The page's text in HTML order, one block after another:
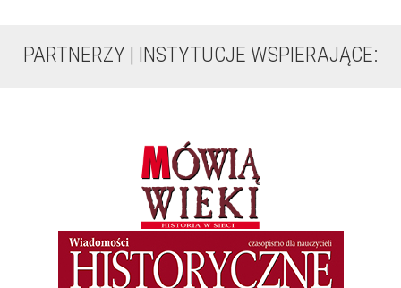
PARTNERZY | INSTYTUCJE WSPIERAJĄCE: